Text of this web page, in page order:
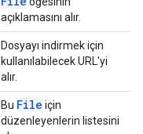
açıklamasını alır.
Dosyayı indirmek için
kullanılabilecek URL'yi
alır.
Bu File için
düzenleyenlerin listesini